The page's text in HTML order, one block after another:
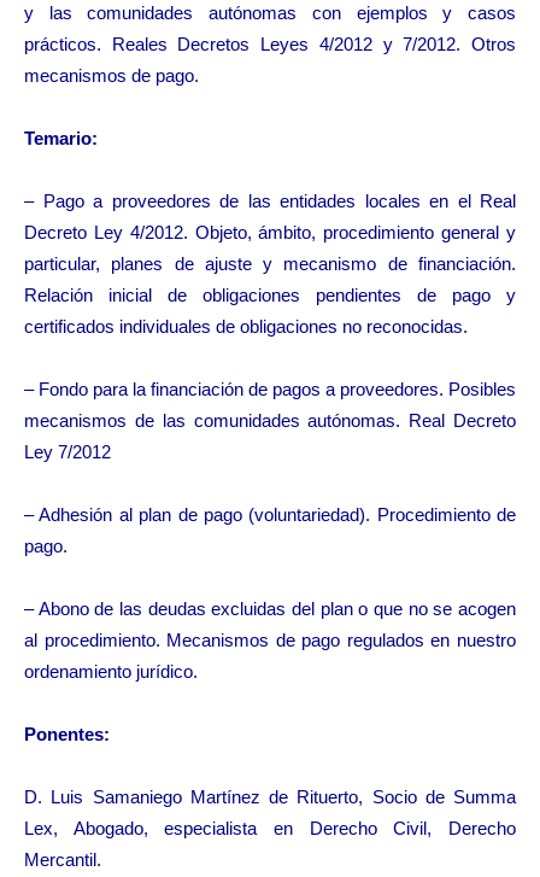
y las comunidades autónomas con ejemplos y casos
prácticos. Reales Decretos Leyes 4/2012 y 7/2012. Otros
mecanismos de pago.
Temario:
– Pago a proveedores de las entidades locales en el Real
Decreto Ley 4/2012. Objeto, ámbito, procedimiento general y
particular, planes de ajuste y mecanismo de financiación.
Relación inicial de obligaciones pendientes de pago y
certificados individuales de obligaciones no reconocidas.
– Fondo para la financiación de pagos a proveedores. Posibles
mecanismos de las comunidades autónomas. Real Decreto
Ley 7/2012
– Adhesión al plan de pago (voluntariedad). Procedimiento de
pago.
– Abono de las deudas excluidas del plan o que no se acogen
al procedimiento. Mecanismos de pago regulados en nuestro
ordenamiento jurídico.
Ponentes:
D. Luis Samaniego Martínez de Rituerto, Socio de Summa
Lex, Abogado, especialista en Derecho Civil, Derecho
Mercantil.